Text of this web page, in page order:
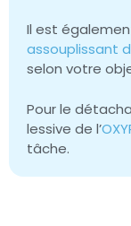
Il est
assouplissant
selon votre
Pour le
lessive de l’
tâche.